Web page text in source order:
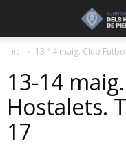
Inici 13-14 maig. Club
13-14
Hostalets.
17